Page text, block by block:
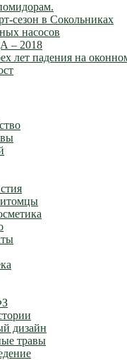
сезон в Сокольниках
насосов
– 2018
лет падения на
дизайн
травы